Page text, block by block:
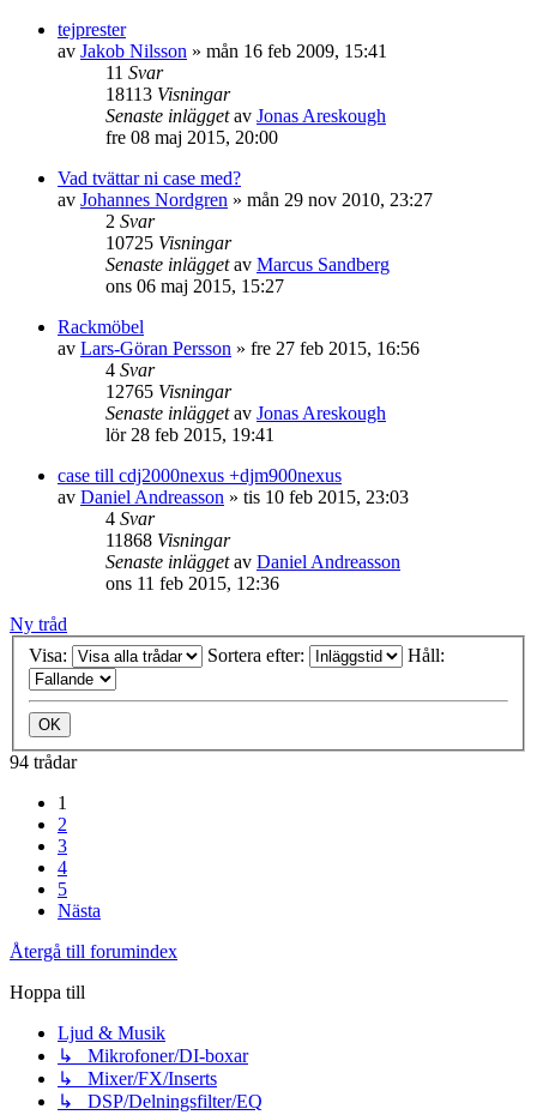
tejprester
av Jakob Nilsson » mån 16 feb 2009, 15:41
11 Svar
18113 Visningar
Senaste inläggetav Jonas Areskough
fre 08 maj 2015, 20:00
Vad tvättar ni case med?
av Johannes Nordgren » mån 29 nov 2010, 23:27
2 Svar
10725 Visningar
Senaste inläggetav Marcus Sandberg
ons 06 maj 2015, 15:27
Rackmöbel
av Lars-Göran Persson » fre 27 feb 2015, 16:56
4 Svar
12765 Visningar
Senaste inläggetav Jonas Areskough
lör 28 feb 2015, 19:41
case till cdj2000nexus +djm900nexus
av Daniel Andreasson » tis 10 feb 2015, 23:03
4 Svar
11868 Visningar
Senaste inläggetav Daniel Andreasson
ons 11 feb 2015, 12:36
Ny tråd
Visa:
Sortera efter: Håll:
94 trådar
1
2
3
4
5
Nästa
Återgå till forumindex
Hoppa till
Ljud & Musik
↳ Mikrofoner/DI-boxar
↳ Mixer/FX/Inserts
↳ DSP/Delningsfilter/EQ